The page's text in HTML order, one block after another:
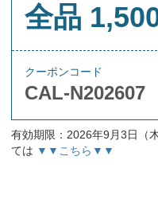
全品
クーポンコード
CAL-N202607
有効期限：2026年9月3日（
ては ▼▼こちら▼▼